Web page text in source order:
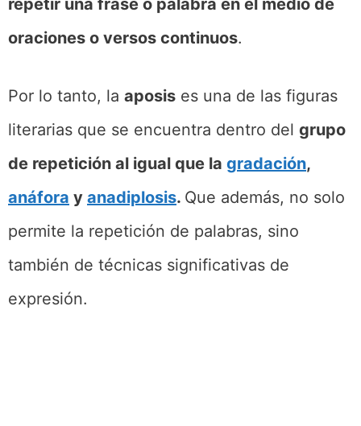
repetir una frase o palabra en el medio de
oraciones o versos continuos.
Por lo tanto, la aposis es una de las figuras
literarias que se encuentra dentro del grupo
de repetición al igual que la gradación,
anáfora y anadiplosis. Que además, no solo
permite la repetición de palabras, sino
también de técnicas significativas de
expresión.